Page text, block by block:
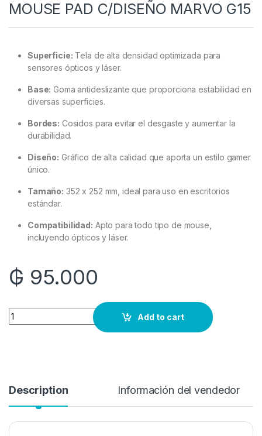
MOUSE PAD C/DISEÑO MARVO G15
Superficie: Tela de alta densidad optimizada para
sensores ópticos y láser.
Base: Goma antideslizante que proporciona estabilidad en
diversas superficies.
Bordes: Cosidos para evitar el desgaste y aumentar la
durabilidad.
Diseño: Gráfico de alta calidad que aporta un estilo gamer
único.
Tamaño: 352 x 252 mm, ideal para uso en escritorios
estándar.
Compatibilidad: Apto para todo tipo de mouse,
incluyendo ópticos y láser.
₲ 95.000
Quantity
Add to cart
Description Información del vendedor